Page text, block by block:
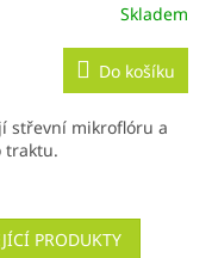
Skladem
Do košíku
střevní mikroflóru a
traktu.
PRODUKTY